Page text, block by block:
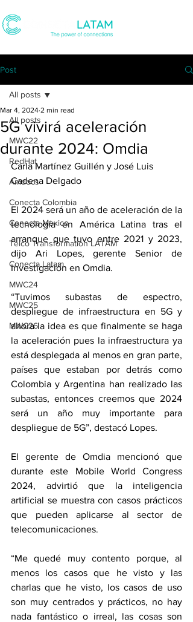
Post
All posts
MWC22
RedHat
Amdocs
Conecta Colombia
Conecta Mexico
Telco Transformation LATAM
Conecta Latam
MWC24
MWC25
MWC26
All posts
5G vivirá aceleración
durante 2024: Omdia
Mar 4, 2024 2 min read
Carla Martínez Guillén y José Luis
Cadena Delgado
El 2024 será un año de aceleración de la
tecnología en América Latina tras el
arranque que tuvo entre 2021 y 2023,
dijo Ari Lopes, gerente Senior de
Investigación en Omdia.
“Tuvimos subastas de espectro,
despliegue de infraestructura en 5G y
ahora la idea es que finalmente se haga
la aceleración pues la infraestructura ya
está desplegada al menos en gran parte,
países que estaban por detrás como
Colombia y Argentina han realizado las
subastas, entonces creemos que 2024
será un año muy importante para
despliegue de 5G”, destacó Lopes.
El gerente de Omdia mencionó que
durante este Mobile World Congress
2024, advirtió que la inteligencia
artificial se muestra con casos prácticos
que pueden aplicarse al sector de
telecomunicaciones.
“Me quedé muy contento porque, al
menos los casos que he visto y las
charlas que he visto, los casos de uso
son muy centrados y prácticos, no hay
nada fantástico o irreal, las cosas son